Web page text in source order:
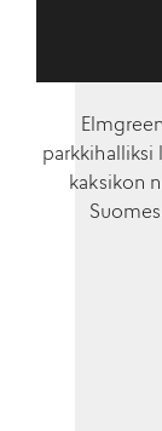
parkkihalliksi
kaksikon